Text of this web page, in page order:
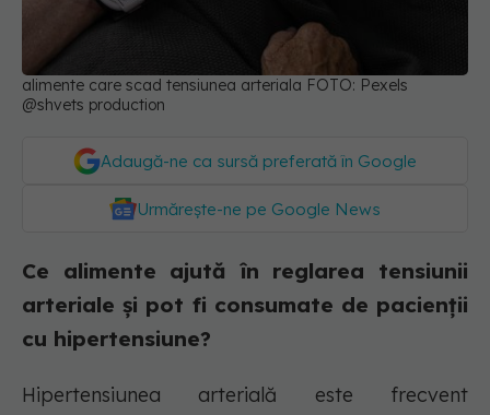
alimente care scad tensiunea arteriala FOTO: Pexels
@shvets production
Adaugă-ne ca sursă preferată în Google
Urmărește-ne pe Google News
Ce alimente ajută în reglarea tensiunii
arteriale și pot fi consumate de pacienții
cu hipertensiune?
Hipertensiunea arterială este frecvent